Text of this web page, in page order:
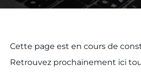
Cette page est en cours de
Retrouvez prochainement ici